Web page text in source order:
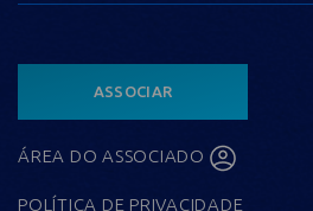
ASSOCIAR
ÁREA DO ASSOCIADO
POLÍTICA DE PRIVACIDADE